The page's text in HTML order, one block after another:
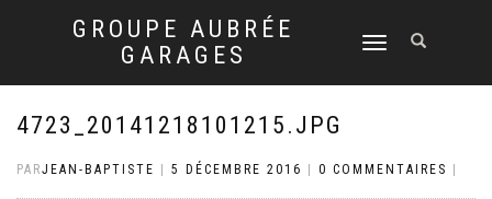
GROUPE AUBRÉE
GARAGES
DÉPLIER
NAVIGATION
4723_20141218101215.JPG
PARJEAN-BAPTISTE 5 DÉCEMBRE 2016 0 COMMENTAIRES